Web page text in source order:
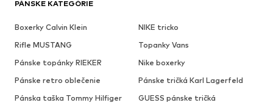
PÁNSKE KATEGÓRIE
Boxerky Calvin Klein
NIKE tricko
Rifle MUSTANG
Topanky Vans
Pánske topánky RIEKER
Nike boxerky
Pánske retro oblečenie
Pánske tričká Karl Lagerfeld
Pánska taška Tommy Hilfiger
GUESS pánske tričká